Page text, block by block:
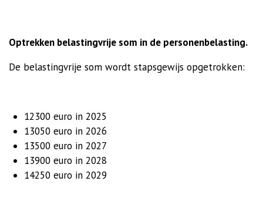
Optrekken belastingvrije som in de personenbelasting.
De belastingvrije som wordt stapsgewijs opgetrokken:
12300 euro in 2025
13050 euro in 2026
13500 euro in 2027
13900 euro in 2028
14250 euro in 2029